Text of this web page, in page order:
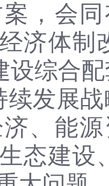
，会
济体制
设综合
续发展
、能
态建设